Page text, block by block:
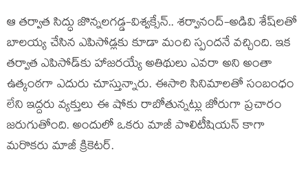
ఆ త‌ర్వాత సిద్ధు జొన్న‌ల‌గ‌డ్డ‌-విశ్వ‌క్సేన్‌.. శ‌ర్వానంద్-అడివి శేష్‌ల‌తో
బాల‌య్య చేసిన ఎపిసోడ్ల‌కు కూడా మంచి స్పంద‌నే వ‌చ్చింది. ఇక
త‌ర్వాత ఎపిసోడ్‌కు హాజ‌ర‌య్యే అతిథులు ఎవ‌రా అని అంతా
ఉత్కంఠ‌గా ఎదురు చూస్తున్నారు. ఈసారి సినిమాల‌తో సంబంధం
లేని ఇద్ద‌రు వ్య‌క్తులు ఈ షోకు రాబోతున్న‌ట్లు జోరుగా ప్ర‌చారం
జ‌రుగుతోంది. అందులో ఒక‌రు మాజీ పొలిటీషియ‌న్ కాగా
మ‌రొక‌రు మాజీ క్రికెట‌ర్‌.